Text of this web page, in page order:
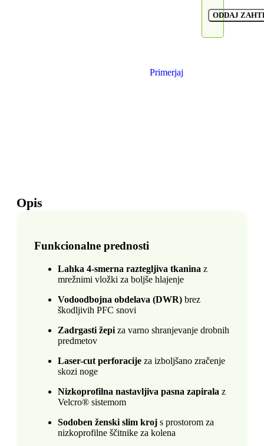
Primerjaj
Opis
Funkcionalne prednosti
Lahka 4-smerna raztegljiva tkanina z
mrežnimi vložki za boljše hlajenje
Vodoodbojna obdelava (DWR) brez
škodljivih PFC snovi
Zadrgasti žepi za varno shranjevanje drobnih
predmetov
Laser-cut perforacije za izboljšano zračenje
skozi noge
Nizkoprofilna nastavljiva pasna zapirala z
Velcro® sistemom
Sodoben ženski slim kroj s prostorom za
nizkoprofilne ščitnike za kolena